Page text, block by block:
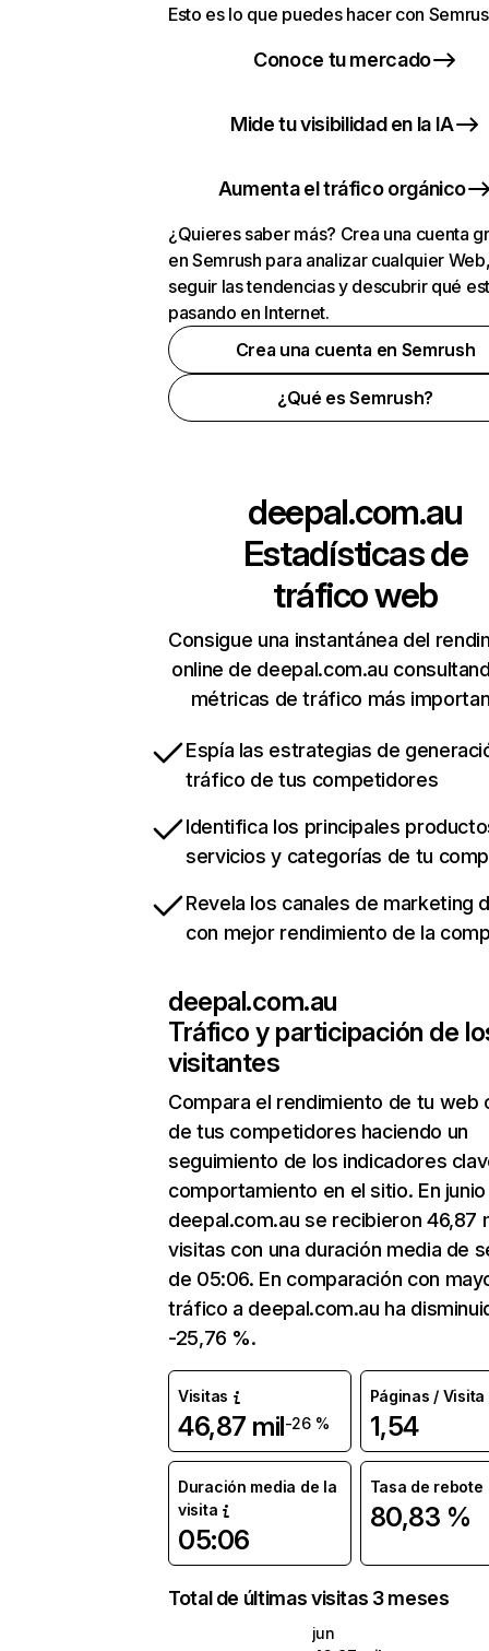
Esto es lo que puedes hacer con
Conoce tu mercado
Mide tu visibilidad en la IA
Aumenta el tráfico orgánico
¿Quieres saber más? Crea una cuenta
en Semrush para analizar cualquier
seguir las tendencias y descubrir qué
pasando en Internet.
Crea una cuenta en Semrush
¿Qué es Semrush?
deepal.com.au
Estadísticas de
tráfico web
Consigue una instantánea del
online de deepal.com.au
métricas de tráfico más
Espía las estrategias de
tráfico de tus competidores
Identifica los principales
servicios y categorías de tu
Revela los canales de marketing
con mejor rendimiento de la
deepal.com.au
Tráfico y participación de
visitantes
Compara el rendimiento de tu web
de tus competidores haciendo un
seguimiento de los indicadores
comportamiento en el sitio. En junio
deepal.com.au se recibieron 46,87
visitas con una duración media de
de 05:06. En comparación con
tráfico a deepal.com.au ha
-25,76 %.
Visitas
46,87 mil-26 %
Páginas / Visita
1,54
Duración media de la
visita
05:06
Tasa de rebote
80,83 %
Total de últimas visitas 3 meses
jun